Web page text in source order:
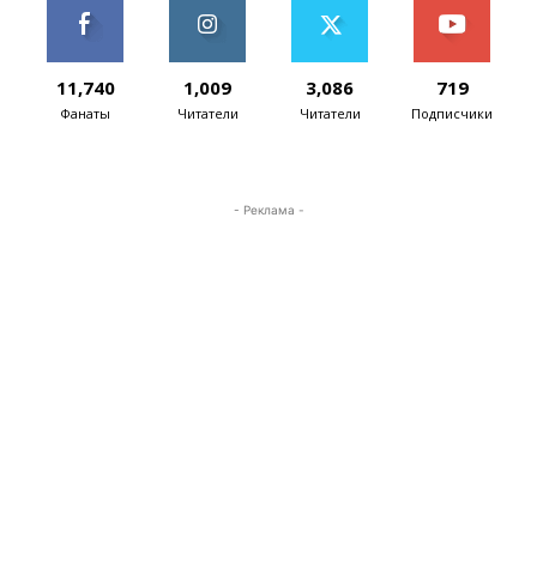
11,740
Фанаты
1,009
Читатели
3,086
Читатели
719
Подписчики
- Реклама -